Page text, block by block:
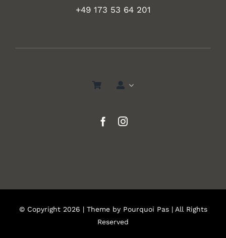
+49 173 53 64 201
© Copyright 2026 | Theme by Pourquoi Pas| All Rights
Reserved